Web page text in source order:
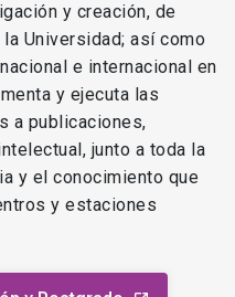
y creación, de
Universidad; así como
e internacional en
y ejecuta las
a publicaciones,
junto a toda la
y el conocimiento que
y estaciones